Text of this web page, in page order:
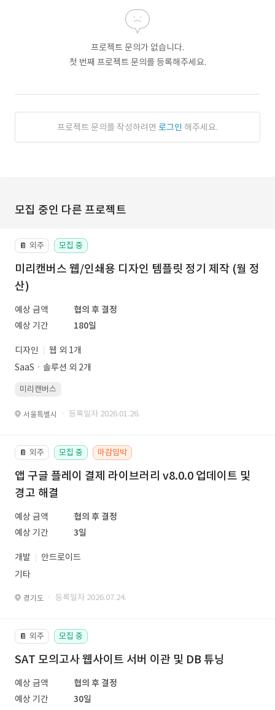
프로젝트 문의가 없습니다.
첫 번째 프로젝트 문의를 등록해주세요.
프로젝트 문의를 작성하려면 로그인 해주세요.
모집 중인 다른 프로젝트
📔 외주 모집 중
미리캔버스 웹/인쇄용 디자인 템플릿 정기 제작 (월 정
산)
예상 금액
협의 후 결정
예상 기간
180일
디자인
웹 외 1개
SaaSㆍ솔루션 외 2개
미리캔버스
서울특별시 · 등록일자 2026.01.26.
📔 외주 모집 중 마감임박
앱 구글 플레이 결제 라이브러리 v8.0.0 업데이트 및
경고 해결
예상 금액
협의 후 결정
예상 기간
3일
개발
안드로이드
기타
경기도 · 등록일자 2026.07.24.
📔 외주 모집 중
SAT 모의고사 웹사이트 서버 이관 및 DB 튜닝
예상 금액
협의 후 결정
예상 기간
30일